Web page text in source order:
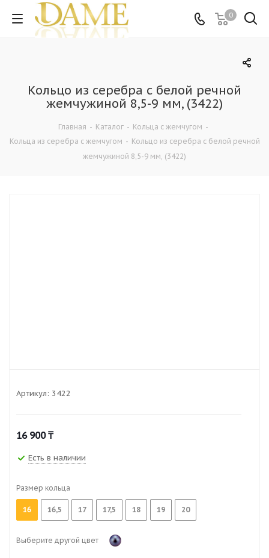
0
Кольцо из серебра с белой речной
жемчужиной 8,5-9 мм, (3422)
Главная - Каталог - Кольца c жемчугом -
Кольца из серебра c жемчугом - Кольцо из серебра с белой речной
жемчужиной 8,5-9 мм, (3422)
Артикул: 3422
16 900₸
Есть в наличии
Размер кольца
16 16,5 17 17,5 18 19 20
Выберите другой цвет